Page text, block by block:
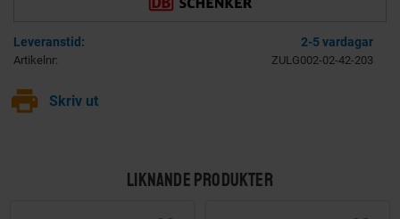
2-5 vardagar
Artikelnr ZULG002-02-42-203
print Skriv ut
LIKNANDE PRODUKTER